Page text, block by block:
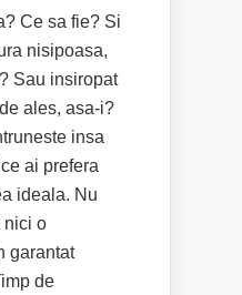
Ce sa fie? Si
nisipoasa,
Sau insiropat
ales, asa-i?
insa
ai prefera
ideala. Nu
nici o
garantat
de